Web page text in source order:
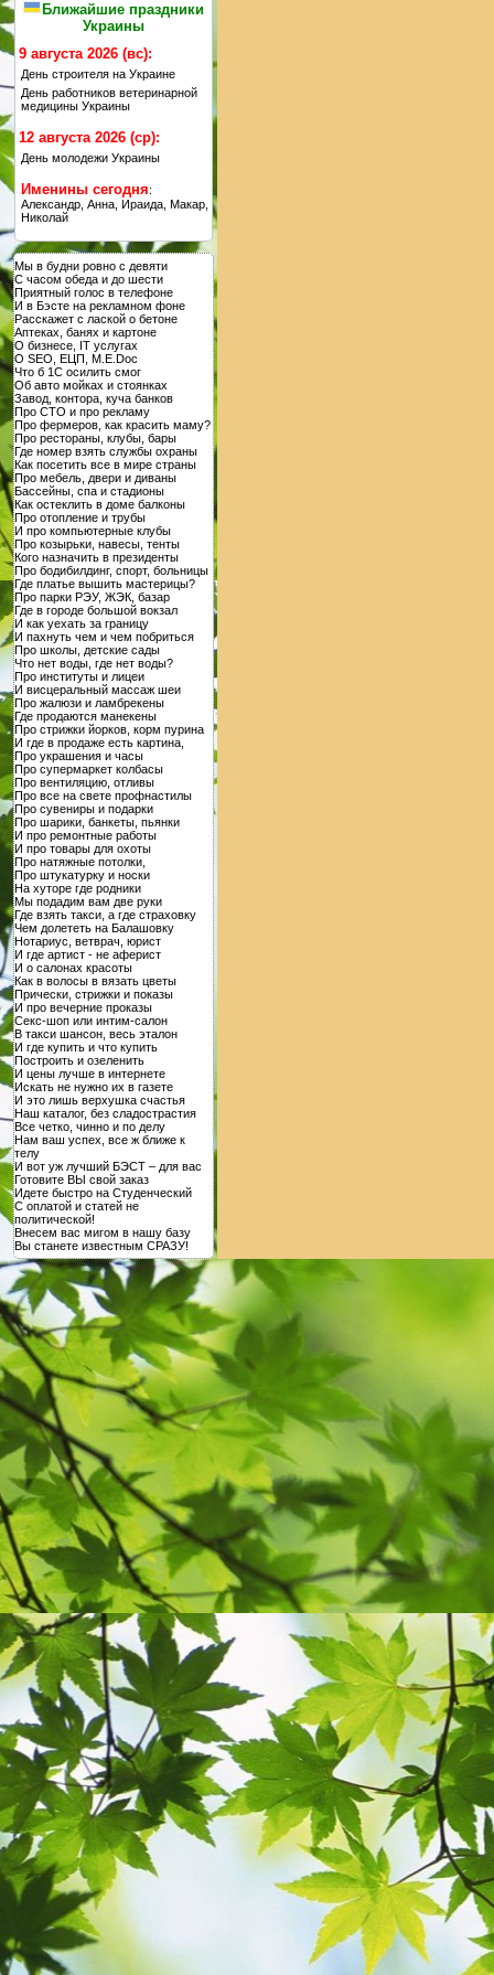
Ближайшие праздники
Украины
9 августа 2026 (вс):
День строителя на Украине
День работников ветеринарной
медицины Украины
12 августа 2026 (ср):
День молодежи Украины
Именины сегодня:
Александр, Анна, Ираида, Макар,
Николай
Мы в будни ровно с девяти
С часом обеда и до шести
Приятный голос в телефоне
И в Бэсте на рекламном фоне
Расскажет с лаской о бетоне
Аптеках, банях и картоне
О бизнесе, IT услугах
О SEO, ЕЦП, M.E.Doc
Что б 1С осилить смог
Об авто мойках и стоянках
Завод, контора, куча банков
Про СТО и про рекламу
Про фермеров, как красить маму?
Про рестораны, клубы, бары
Где номер взять службы охраны
Как посетить все в мире страны
Про мебель, двери и диваны
Бассейны, спа и стадионы
Как остеклить в доме балконы
Про отопление и трубы
И про компьютерные клубы
Про козырьки, навесы, тенты
Кого назначить в президенты
Про бодибилдинг, спорт, больницы
Где платье вышить мастерицы?
Про парки РЭУ, ЖЭК, базар
Где в городе большой вокзал
И как уехать за границу
И пахнуть чем и чем побриться
Про школы, детские сады
Что нет воды, где нет воды?
Про институты и лицеи
И висцеральный массаж шеи
Про жалюзи и ламбрекены
Где продаются манекены
Про стрижки йорков, корм пурина
И где в продаже есть картина,
Про украшения и часы
Про супермаркет колбасы
Про вентиляцию, отливы
Про все на свете профнастилы
Про сувениры и подарки
Про шарики, банкеты, пьянки
И про ремонтные работы
И про товары для охоты
Про натяжные потолки,
Про штукатурку и носки
На хуторе где родники
Мы подадим вам две руки
Где взять такси, а где страховку
Чем долететь на Балашовку
Нотариус, ветврач, юрист
И где артист - не аферист
И о салонах красоты
Как в волосы в вязать цветы
Прически, стрижки и показы
И про вечерние проказы
Секс-шоп или интим-салон
В такси шансон, весь эталон
И где купить и что купить
Построить и озеленить
И цены лучше в интернете
Искать не нужно их в газете
И это лишь верхушка счастья
Наш каталог, без сладострастия
Все четко, чинно и по делу
Нам ваш успех, все ж ближе к
телу
И вот уж лучший БЭСТ – для вас
Готовите ВЫ свой заказ
Идете быстро на Студенческий
С оплатой и статей не
политической!
Внесем вас мигом в нашу базу
Вы станете известным СРАЗУ!